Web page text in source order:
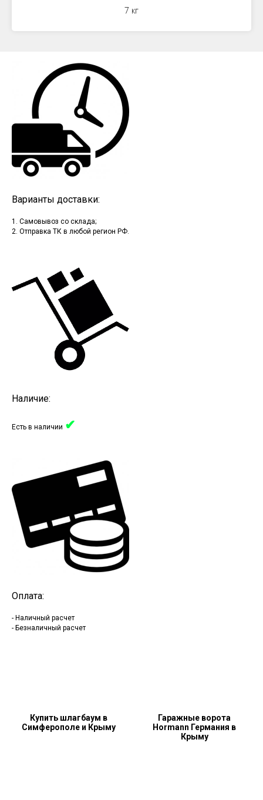
7 кг
Варианты доставки:
1. Самовывоз со склада;
2. Отправка ТК в любой регион РФ.
Наличие:
Есть в наличии ✔
Оплата:
- Наличный расчет
- Безналичный расчет
Купить шлагбаум в
Симферополе и Крыму
Гаражные ворота
Hormann Германия в
Крыму